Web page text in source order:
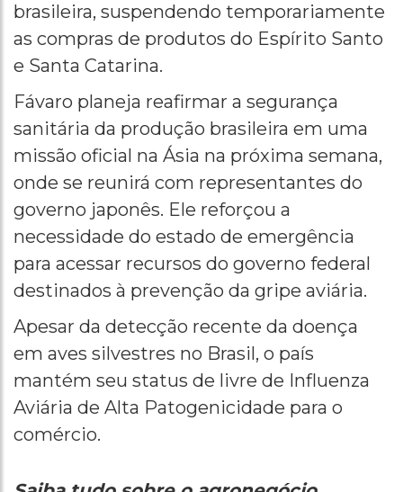
brasileira, suspendendo temporariamente
as compras de produtos do Espírito Santo
e Santa Catarina.
Fávaro planeja reafirmar a segurança
sanitária da produção brasileira em uma
missão oficial na Ásia na próxima semana,
onde se reunirá com representantes do
governo japonês. Ele reforçou a
necessidade do estado de emergência
para acessar recursos do governo federal
destinados à prevenção da gripe aviária.
Apesar da detecção recente da doença
em aves silvestres no Brasil, o país
mantém seu status de livre de Influenza
Aviária de Alta Patogenicidade para o
comércio.